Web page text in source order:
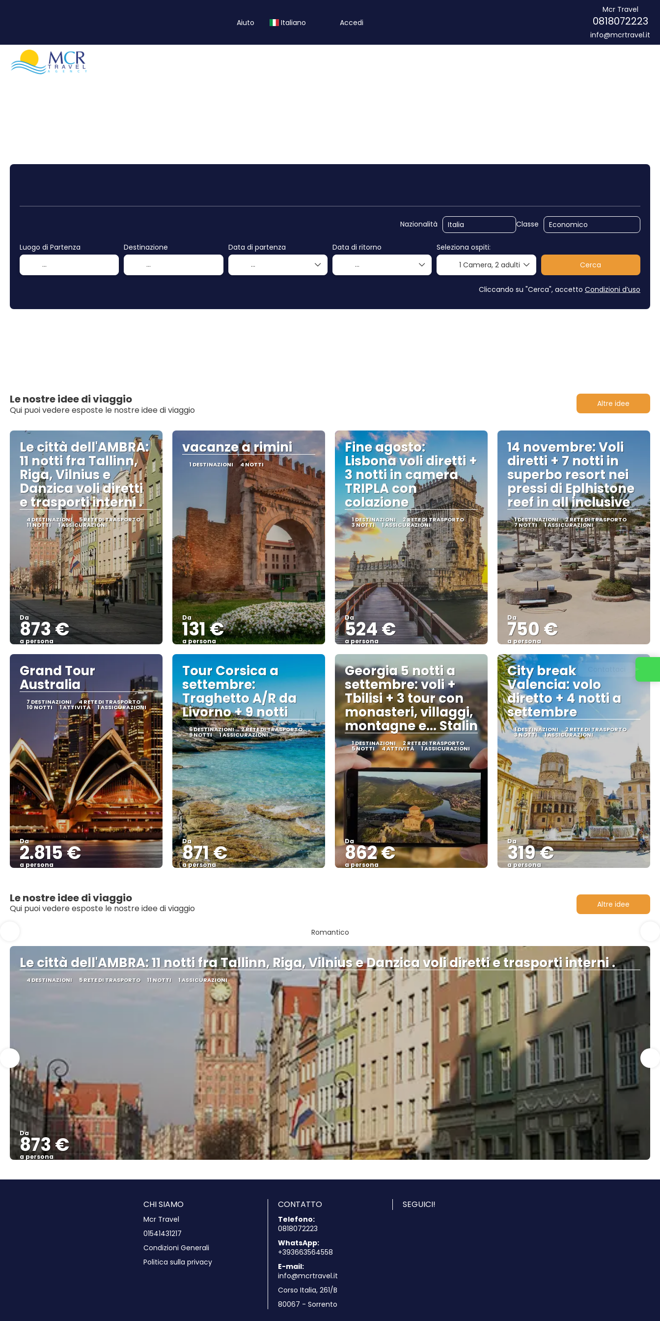
Aiuto Italiano Accedi
Mcr Travel
0818072223
info@mcrtravel.it
Nazionalità Classe
Luogo di Partenza Destinazione Data di partenza Data di ritorno
Seleziona ospiti:
1 Camera,2 adulti Cerca
Cliccando su "Cerca", accetto Condizioni d’uso
Le nostre idee di viaggio
Qui puoi vedere esposte le nostre idee di viaggio
Altre idee
Le città dell'AMBRA:
11 notti fra Tallinn,
Riga, Vilnius e
Danzica voli diretti
e trasporti interni .
4 DESTINAZIONI 5 RETE DI TRASPORTO
11 NOTTI 1 ASSICURAZIONI
Da
873 €
a persona
Vedere
vacanze a rimini
1 DESTINAZIONI 4 NOTTI
Da
131 €
a persona
Vedere
Fine agosto:
Lisbona voli diretti +
3 notti in camera
TRIPLA con
colazione
1 DESTINAZIONI 2 RETE DI TRASPORTO
3 NOTTI 1 ASSICURAZIONI
Da
524 €
a persona
Vedere
14 novembre: Voli
diretti + 7 notti in
superbo resort nei
pressi di Eplhistone
reef in all inclusive
1 DESTINAZIONI 2 RETE DI TRASPORTO
7 NOTTI 1 ASSICURAZIONI
Da
750 €
a persona
Vedere
Grand Tour
Australia
7 DESTINAZIONI 4 RETE DI TRASPORTO
10 NOTTI 1 ATTIVITÀ 1 ASSICURAZIONI
Da
2.815 €
a persona
Tour Corsica a
settembre:
Traghetto A/R da
Livorno + 9 notti
6 DESTINAZIONI 2 RETE DI TRASPORTO
9 NOTTI 1 ASSICURAZIONI
Da
871 €
a persona
Georgia 5 notti a
settembre: voli +
Tbilisi + 3 tour con
monasteri, villaggi,
montagne e... Stalin
1 DESTINAZIONI 2 RETE DI TRASPORTO
5 NOTTI 4 ATTIVITÀ 1 ASSICURAZIONI
Da
862 €
a persona
City break
Valencia: volo
diretto + 4 notti a
settembre
1 DESTINAZIONI 2 RETE DI TRASPORTO
3 NOTTI 1 ASSICURAZIONI
Da
319 €
a persona
Le nostre idee di viaggio
Qui puoi vedere esposte le nostre idee di viaggio Altre idee
Romantico
Le città dell'AMBRA: 11 notti fra Tallinn, Riga, Vilnius e Danzica voli diretti e trasporti interni .
4 DESTINAZIONI 5 RETE DI TRASPORTO 11 NOTTI 1 ASSICURAZIONI
Da
873 €
a persona
CHI SIAMO
Mcr Travel
01541431217
Condizioni Generali
Politica sulla privacy
CONTATTO
Telefono:
0818072223
WhatsApp:
+393663564558
E-mail:
info@mcrtravel.it
Corso Italia, 261/B
80067 - Sorrento
SEGUICI!